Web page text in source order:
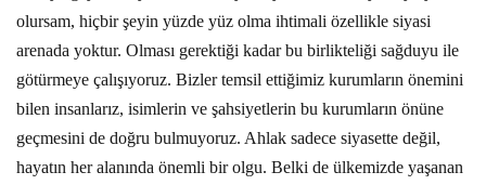
olursam, hiçbir şeyin yüzde yüz olma ihtimali özellikle siyasi
arenada yoktur. Olması gerektiği kadar bu birlikteliği sağduyu ile
götürmeye çalışıyoruz. Bizler temsil ettiğimiz kurumların önemini
bilen insanlarız, isimlerin ve şahsiyetlerin bu kurumların önüne
geçmesini de doğru bulmuyoruz. Ahlak sadece siyasette değil,
hayatın her alanında önemli bir olgu. Belki de ülkemizde yaşanan